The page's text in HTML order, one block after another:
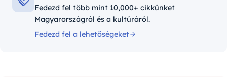
Fedezd fel több mint 10,000+ cikkünket
Magyarországról és a kultúráról.
Fedezd fel a lehetőségeket